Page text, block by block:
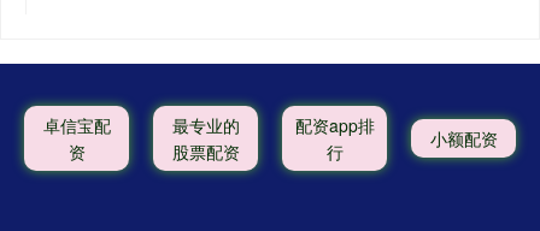
卓信宝配
资
最专业的
股票配资
配资app排
行
小额配资